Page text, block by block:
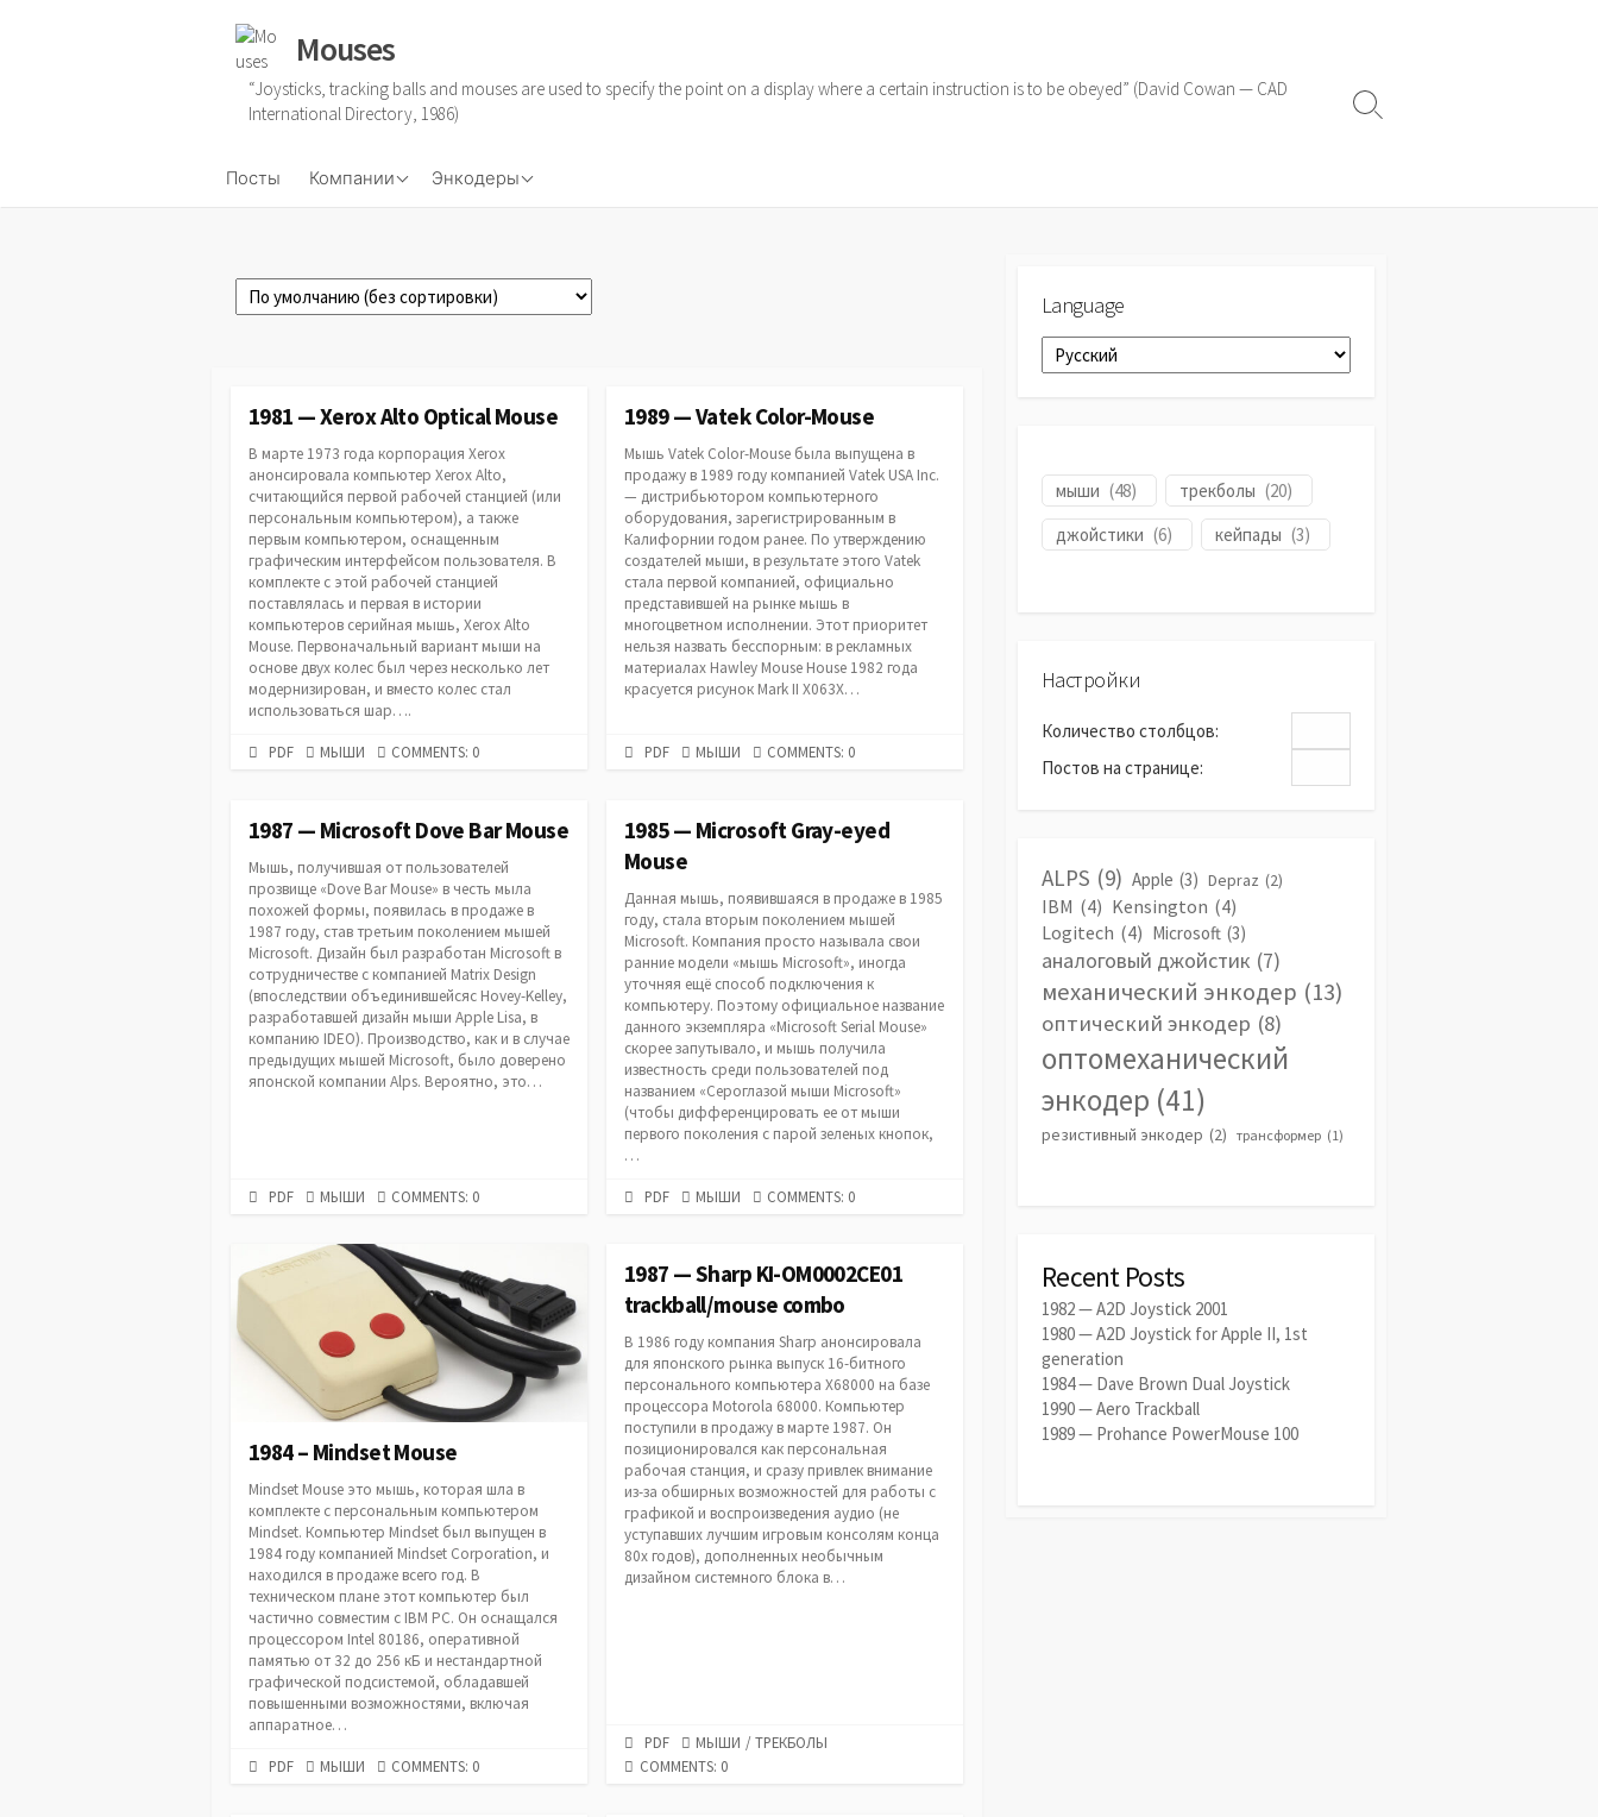
Mouses
“Joysticks, tracking balls and mouses are used to specify the point on a display where a certain instruction is to be obeyed” (David Cowan — CAD
International Directory, 1986)
Посты Компании
Microsoft
Энкодеры
Механические
Аналоговые
Search
1981 — Xerox Alto Optical Mouse
В марте 1973 года корпорация Xerox
анонсировала компьютер Xerox Alto,
считающийся первой рабочей станцией (или
персональным компьютером), а также
первым компьютером, оснащенным
графическим интерфейсом пользователя. В
комплекте с этой рабочей станцией
поставлялась и первая в истории
компьютеров серийная мышь, Xerox Alto
Mouse. Первоначальный вариант мыши на
основе двух колес был через несколько лет
модернизирован, и вместо колес стал
использоваться шар….
PDF
PDF CATEGORIES
МЫШИ COMMENTS: 0
1989 — Vatek Color-Mouse
Мышь Vatek Color-Mouse была выпущена в
продажу в 1989 году компанией Vatek USA Inc.
— дистрибьютором компьютерного
оборудования, зарегистрированным в
Калифорнии годом ранее. По утверждению
создателей мыши, в результате этого Vatek
стала первой компанией, официально
представившей на рынке мышь в
многоцветном исполнении. Этот приоритет
нельзя назвать бесспорным: в рекламных
материалах Hawley Mouse House 1982 года
красуется рисунок Mark II X063X…
PDF
PDF CATEGORIES
МЫШИ COMMENTS: 0
1987 — Microsoft Dove Bar Mouse
Мышь, получившая от пользователей
прозвище «Dove Bar Mouse» в честь мыла
похожей формы, появилась в продаже в
1987 году, став третьим поколением мышей
Microsoft. Дизайн был разработан Microsoft в
сотрудничестве с компанией Matrix Design
(впоследствии объединившейсяс Hovey-Kelley,
разработавшей дизайн мыши Apple Lisa, в
компанию IDEO). Производство, как и в случае
предыдущих мышей Microsoft, было доверено
японской компании Alps. Вероятно, это…
PDF
PDF CATEGORIES
МЫШИ COMMENTS: 0
1985 — Microsoft Gray-eyed
Mouse
Данная мышь, появившаяся в продаже в 1985
году, стала вторым поколением мышей
Microsoft. Компания просто называла свои
ранние модели «мышь Microsoft», иногда
уточняя ещё способ подключения к
компьютеру. Поэтому официальное название
данного экземпляра «Microsoft Serial Mouse»
скорее запутывало, и мышь получила
известность среди пользователей под
названием «Cероглазой мыши Microsoft»
(чтобы дифференцировать ее от мыши
первого поколения с парой зеленых кнопок,
…
PDF
PDF CATEGORIES
МЫШИ COMMENTS: 0
1984 – Mindset Mouse
Mindset Mouse это мышь, которая шла в
комплекте с персональным компьютером
Mindset. Компьютер Mindset был выпущен в
1984 году компанией Mindset Corporation, и
находился в продаже всего год. В
техническом плане этот компьютер был
частично совместим с IBM PC. Он оснащался
процессором Intel 80186, оперативной
памятью от 32 до 256 кБ и нестандартной
графической подсистемой, обладавшей
повышенными возможностями, включая
аппаратное…
PDF
PDF CATEGORIES
МЫШИ COMMENTS: 0
1987 — Sharp KI-OM0002CE01
trackball/mouse combo
В 1986 году компания Sharp анонсировала
для японского рынка выпуск 16-битного
персонального компьютера X68000 на базе
процессора Motorola 68000. Компьютер
поступили в продажу в марте 1987. Он
позиционировался как персональная
рабочая станция, и сразу привлек внимание
из-за обширных возможностей для работы с
графикой и воспроизведения аудио (не
уступавших лучшим игровым консолям конца
80х годов), дополненных необычным
дизайном системного блока в…
PDF
URL
PDF CATEGORIES
МЫШИ / ТРЕКБОЛЫ
COMMENTS: 0
Language
Language
мыши (48) трекболы (20)
джойстики (6) кейпады (3)
Настройки
Количество столбцов:
Постов на странице:
ALPS (9) Apple (3) Depraz (2)
IBM (4) Kensington (4)
Logitech (4) Microsoft (3)
аналоговый джойстик (7)
механический энкодер (13)
оптический энкодер (8)
оптомеханический
энкодер (41)
резистивный энкодер (2) трансформер (1)
Recent Posts
1982 — A2D Joystick 2001
1980 — A2D Joystick for Apple II, 1st
generation
1984 — Dave Brown Dual Joystick
1990 — Aero Trackball
1989 — Prohance PowerMouse 100